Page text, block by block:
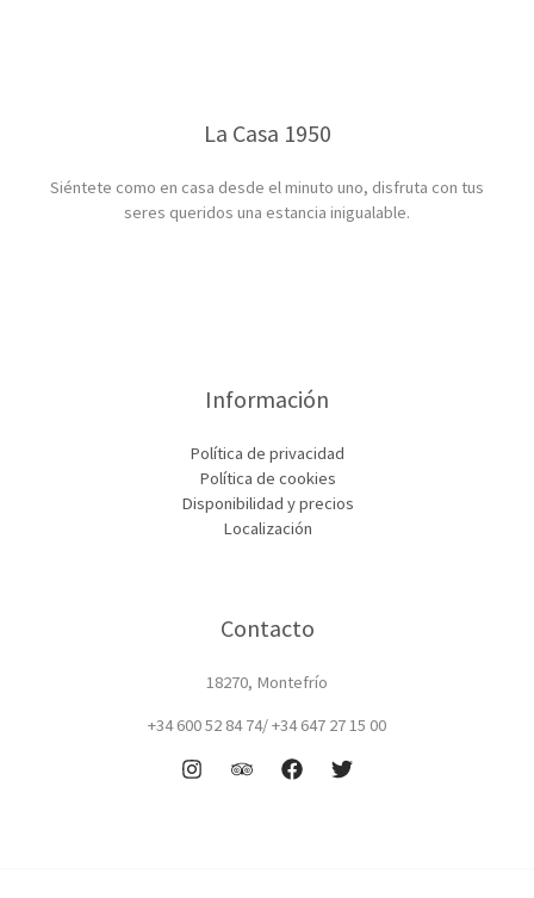
La Casa 1950
Siéntete como en casa desde el minuto uno, disfruta con tus
seres queridos una estancia inigualable.
Información
Política de privacidad
Política de cookies
Disponibilidad y precios
Localización
Contacto
18270, Montefrío
+34 600 52 84 74/ +34 647 27 15 00